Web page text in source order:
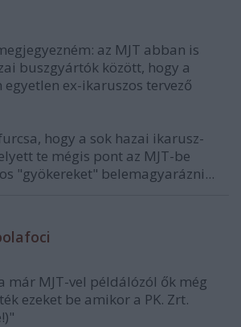
az MJT abban is
buszgyártók között, hogy a
ex-ikaruszos tervező
hogy a sok hazai ikarusz-
te mégis pont az MJT-be
"gyökereket" belemagyarázni...
már MJT-vel példálózól ők még
ezeket be amikor a PK. Zrt.